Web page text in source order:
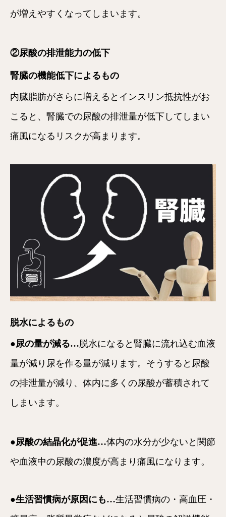
が増えやすくなってしまいます。
②尿酸の排泄能力の低下
腎臓の機能低下によるもの
内臓脂肪がさらに増えるとインスリン抵抗性がお
こると、腎臓での尿酸の排泄量が低下してしまい
痛風になるリスクが高まります。
脱水によるもの
●尿の量が減る…脱水になると腎臓に流れ込む血液
量が減り尿を作る量が減ります。そうすると尿酸
の排泄量が減り、体内に多くの尿酸が蓄積されて
しまいます。
●尿酸の結晶化が促進…体内の水分が少ないと関節
や血液中の尿酸の濃度が高まり痛風になります。
●生活習慣病が原因にも…生活習慣病の・高血圧・